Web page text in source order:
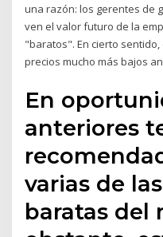
una razón: los gerentes de
ven el valor futuro de la
"baratos". En cierto
precios mucho más bajos
En
anteriores
varias de
baratas del